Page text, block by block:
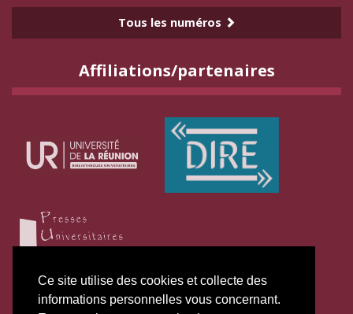
Ce site utilise des cookies et collecte des
informations personnelles vous concernant.
Tous les numéros
Affiliations/partenaires